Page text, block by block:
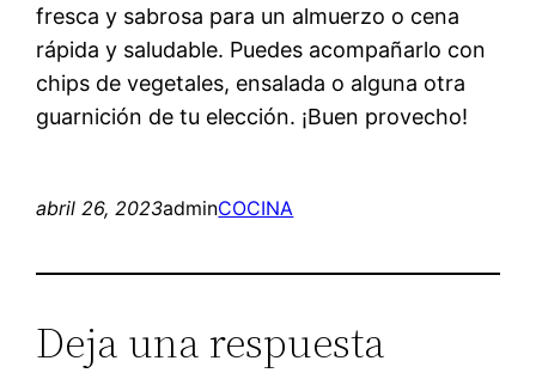
fresca y sabrosa para un almuerzo o cena
rápida y saludable. Puedes acompañarlo con
chips de vegetales, ensalada o alguna otra
guarnición de tu elección. ¡Buen provecho!
abril 26, 2023adminCOCINA
Deja una respuesta